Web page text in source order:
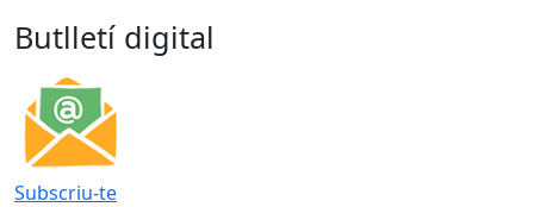
Butlletí digital
Subscriu-te